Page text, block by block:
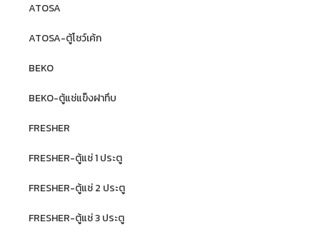
ATOSA
ATOSA-ตู้โชว์เค้ก
BEKO
BEKO-ตู้แช่แข็งฝาทึบ
FRESHER
FRESHER-ตู้แช่ 1 ประตู
FRESHER-ตู้แช่ 2 ประตู
FRESHER-ตู้แช่ 3 ประตู